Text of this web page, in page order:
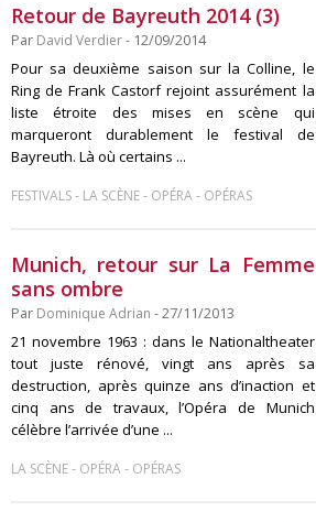
Retour de Bayreuth 2014 (3)
Par David Verdier- 12/09/2014
Pour sa deuxième saison sur la Colline, le
Ring de Frank Castorf rejoint assurément la
liste étroite des mises en scène qui
marqueront durablement le festival de
Bayreuth. Là où certains ...
FESTIVALS- LA SCÈNE- OPÉRA- OPÉRAS
Munich, retour sur La Femme
sans ombre
Par Dominique Adrian - 27/11/2013
21 novembre 1963 : dans le Nationaltheater
tout juste rénové, vingt ans après sa
destruction, après quinze ans d’inaction et
cinq ans de travaux, l’Opéra de Munich
célèbre l’arrivée d’une ...
LA SCÈNE- OPÉRA- OPÉRAS